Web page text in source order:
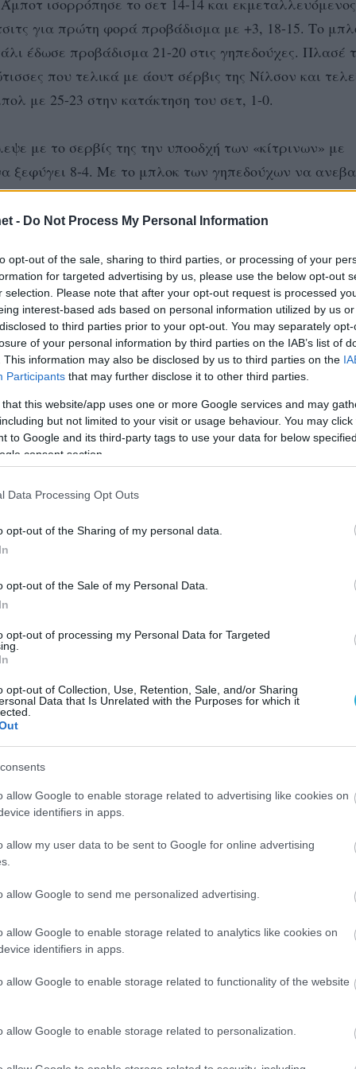
- Do Not Process My Personal Information
opt-out of the sale, sharing to third parties, or processing of your
for targeted advertising by us, please use the below opt-out
selection. Please note that after your opt-out request is processed
interest-based ads based on personal information utilized by us
to third parties prior to your opt-out. You may separately
of your personal information by third parties on the IAB’s list of
This information may also be disclosed by us to third parties on the
Participants that may further disclose it to other third parties.
that this website/app uses one or more Google services and may
but not limited to your visit or usage behaviour. You may
to Google and its third-party tags to use your data for below
consent section.
Data Processing Opt Outs
opt-out of the Sharing of my personal data.
opt-out of the Sale of my Personal Data.
opt-out of processing my Personal Data for Targeted
opt-out of Collection, Use, Retention, Sale, and/or Sharing
Data that Is Unrelated with the Purposes for which it
allow Google to enable storage related to advertising like cookies on
identifiers in apps.
allow my user data to be sent to Google for online advertising
allow Google to send me personalized advertising.
allow Google to enable storage related to analytics like cookies on
identifiers in apps.
allow Google to enable storage related to functionality of the website
allow Google to enable storage related to personalization.
ισορρόπησε το σετ 14-14 και
για πρώτη φορά προβάδισμα με +3, 18-15. Το
έδωσε προβάδισμα 21-20 στις γηπεδούχες. Πλασέ
που τελικά με άουτ σέρβις της Νίλσον και
με 25-23 στην κατάκτηση του σετ, 1-0.
με το σερβίς της την υποοδχή των «κίτρινων» με
8-4. Με το μπλοκ των γηπεδούχων να
Πάτρας προσπαθούσε νε αλλαγές να
στο σετ και το μπλοκ της Σιρίνινα στη
της Μερτέκη αναπτέρωσε τις ελπίδες του
μπλοκ και πλασέ της Αντσάντε, η ομάδα
την Τσιόγκα έκανε το 23-15 για να φτάσει εύκολα
της Ζαντοροζνάϊ.
σετ αποφασισμένος να καθαρίσει το ματς και
από νωρίς μία σημαντική διαφορά 10-5. Με τις
στο σκορ, αλλά να δυσκολεύονται στο τελείωμα των
Πάβιτσιτς. Με τη Μερτέκη να παλεύει σχεδόν μόνη
ευθεία του αγώνα με 20-13 και παρά την
με πλασέ της Μάασε και 25-19 το παρθενικό
τους οι αθλήτριες του Μανώλη Σκουλικάρη,
την προσεχή Τετάρτη 5/11 στη Νέα Σμύρνη για
φάση του Challenge Cup, στο β’ παιχνίδι με τον
Ανδρονικίδης, Επόπτες: Δρόσος, Γεώργας,
43 επιθέσεις, 7 μπλοκ και 19 λάθη αντιπάλων και
14 λάθη αντιπάλων.
4 (2/5 επ., 2 άσσοι), Πάβιτσιτς 12 (9/22 επ., 3 άσσοι,
12 (11/31 επ., 1 μπλοκ), Τσιόγκα 5 (2/6 επ., 1 άσσος,
άριστες) / Τουλγαρίδου (λ, 54% υπ. – 23%